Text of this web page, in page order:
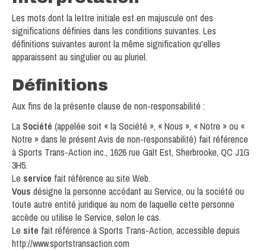
Les mots dont la lettre initiale est en majuscule ont des
significations définies dans les conditions suivantes. Les
définitions suivantes auront la même signification qu'elles
apparaissent au singulier ou au pluriel.
Définitions
Aux fins de la présente clause de non-responsabilité :
La Société (appelée soit « la Société », « Nous », « Notre » ou «
Notre » dans le présent Avis de non-responsabilité) fait référence
à Sports Trans-Action inc., 1626 rue Galt Est, Sherbrooke, QC J1G
3H5.
Le service fait référence au site Web.
Vous désigne la personne accédant au Service, ou la société ou
toute autre entité juridique au nom de laquelle cette personne
accède ou utilise le Service, selon le cas.
Le site fait référence à Sports Trans-Action, accessible depuis
http://www.sportstransaction.com